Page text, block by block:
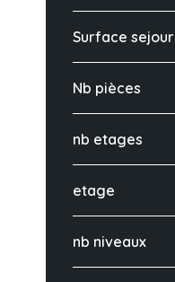
Surface sejour
Nb pièces
nb etages
etage
nb niveaux